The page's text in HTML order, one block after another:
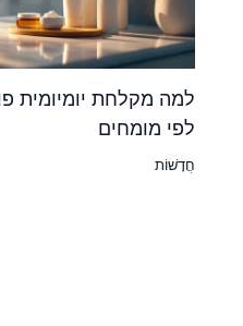
למה מקלחת יומיומית
לפי מומחים
חֲדָשׁוֹת